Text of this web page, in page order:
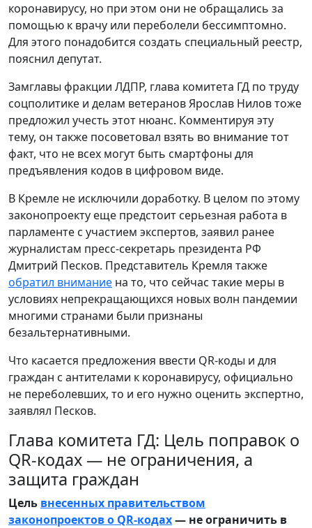
коронавирусу, но при этом они не обращались за
помощью к врачу или переболели бессимптомно.
Для этого понадобится создать специальный реестр,
пояснил депутат.
Замглавы фракции ЛДПР, глава комитета ГД по труду
соцполитике и делам ветеранов Ярослав Нилов тоже
предложил учесть этот нюанс. Комментируя эту
тему, он также посоветовал взять во внимание тот
факт, что не всех могут быть смартфоны для
предъявления кодов в цифровом виде.
В Кремле не исключили доработку. В целом по этому
законопроекту еще предстоит серьезная работа в
парламенте с участием экспертов, заявил ранее
журналистам пресс-секретарь президента РФ
Дмитрий Песков. Представитель Кремля также
обратил внимание на то, что сейчас такие меры в
условиях непрекращающихся новых волн пандемии
многими странами были признаны
безальтернативными.
Что касается предложения ввести QR-коды и для
граждан с антителами к коронавирусу, официально
не переболевших, то и его нужно оценить экспертно,
заявлял Песков.
Глава комитета ГД: Цель поправок о
QR-кодах — не ограничения, а
защита граждан
Цель внесенных правительством
законопроектов о QR-кодах— не ограничить в